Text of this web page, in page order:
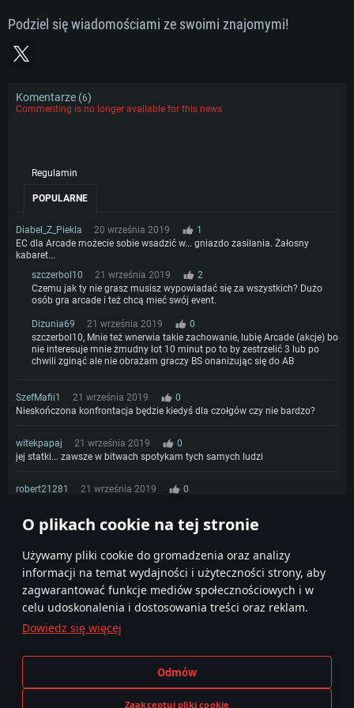
O plikach cookie na tej stronie
Używamy pliki cookie do gromadzenia oraz analizy
informacji na temat wydajności i użyteczności strony, aby
zagwarantować funkcje mediów społecznościowych i w
celu udoskonalenia i dostosowania treści oraz reklam.
Dowiedz się więcej
Odmów
Zaakceptuj pliki cookie
Dysk twardy: 62.2 GB (pełny klient)
Dysk twardy: 62.2 GB (pełny klient)
miesięcy) (minimalna rozdzielczość to 720p) ze wsparciem Vulkan
Dysk twardy: 62.2 GB (pełny klient)
Podziel się wiadomościami ze swoimi znajomymi!
Komentarze (6)
Commenting is no longer available for this news
Regulamin
POPULARNE
Diabel_Z_Piekla 20 września 2019
1
EC dla Arcade możecie sobie wsadzić w... gniazdo zasilania. Żałosny
kabaret...
szczerbol10
21 września 2019
2
Czemu jak ty nie grasz musisz wypowiadać się za wszystkich? Dużo
osób gra arcade i też chcą mieć swój event.
Dizunia69 21 września 2019
0
szczerbol10, Mnie też wnerwia takie zachowanie, lubię Arcade (akcje) bo
nie interesuje mnie żmudny lot 10 minut po to by zestrzelić 3 lub po
chwili zginąć ale nie obrażam graczy BS onanizując się do AB
SzefMafii1 21 września 2019
0
Nieskończona konfrontacja będzie kiedyś dla czołgów czy nie bardzo?
witekpapaj 21 września 2019
0
jej statki... zawsze w bitwach spotykam tych samych ludzi
robert21281 21 września 2019
0
1
Regulamin
Polityka prywatności
Ustawienia plików cookie